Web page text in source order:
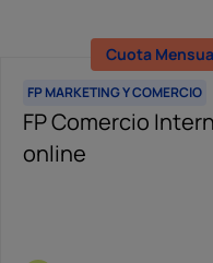
Cuota
FP MARKETING Y COMERCIO
FP Comercio
online